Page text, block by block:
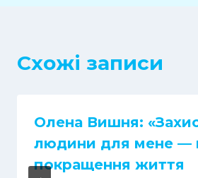
Схожі записи
Олена Вишня:
людини для мене —
покращення життя